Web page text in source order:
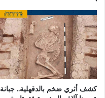
كشف أثري ضخم بالدقهلية.. جبانة